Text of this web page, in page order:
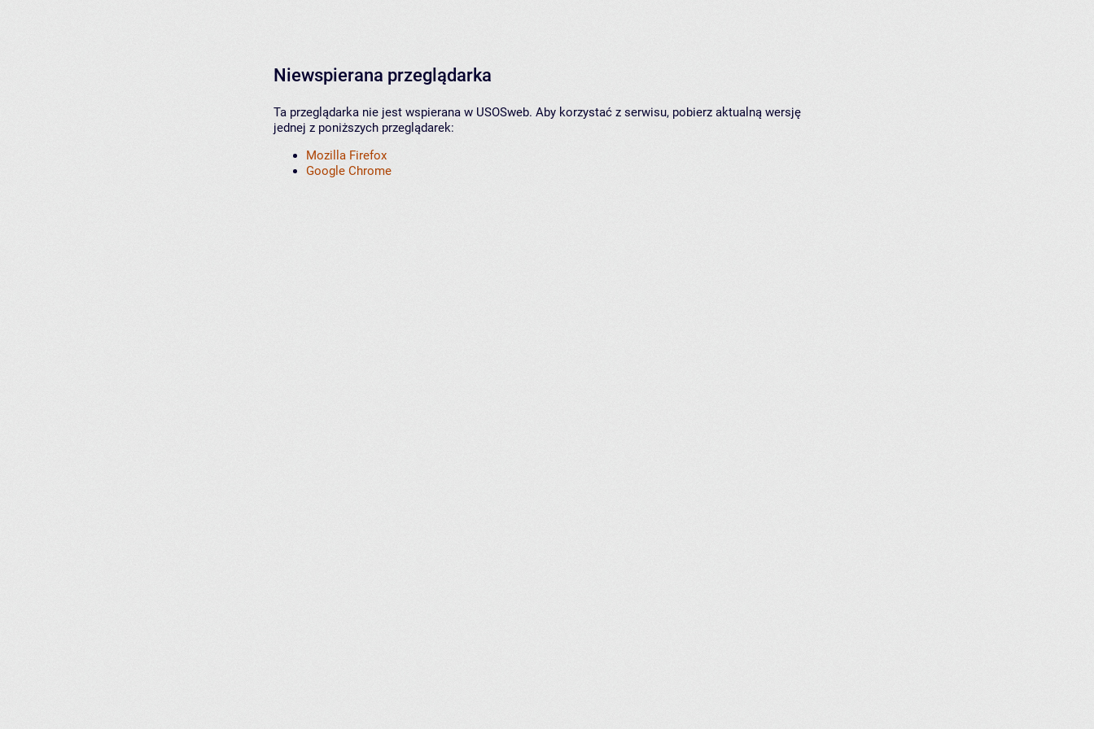
Niewspierana przeglądarka
Ta przeglądarka nie jest wspierana w USOSweb. Aby korzystać z serwisu, pobierz aktualną wersję
jednej z poniższych przeglądarek:
Mozilla Firefox
Google Chrome